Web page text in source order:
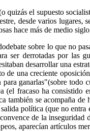
quizás el supuesto
desde varios
hace más de medio
sobre lo que no
ser derrotadas por las
desarrollar una
una creciente
ganarlas"(sobre
(el fracaso ha
también se acompaña
política (que no
de la
aparecían artículos